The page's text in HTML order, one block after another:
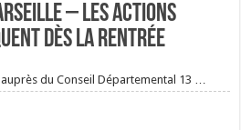
– Les actions
dès la rentrée
du Conseil Départemental 13 …